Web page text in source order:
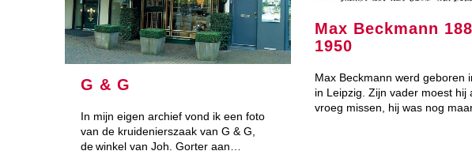
G & G
In mijn eigen archief vond ik een foto
van de kruidenierszaak van G & G,
de winkel van Joh. Gorter aan…
Max Beckmann
1950
Max Beckmann werd geboren
in Leipzig. Zijn vader moest hij
vroeg missen, hij was nog